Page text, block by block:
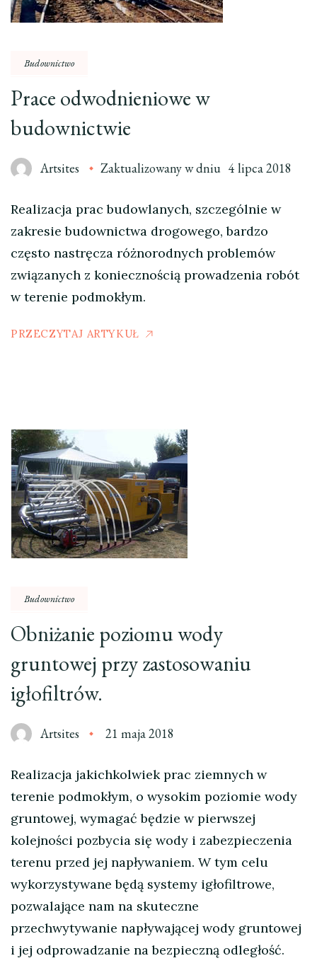
Budownictwo
Prace odwodnieniowe w
budownictwie
Artsites Zaktualizowany w dniu 4 lipca 2018
Realizacja prac budowlanych, szczególnie w
zakresie budownictwa drogowego, bardzo
często nastręcza różnorodnych problemów
związanych z koniecznością prowadzenia robót
w terenie podmokłym.
PRZECZYTAJ ARTYKUŁ
Budownictwo
Obniżanie poziomu wody
gruntowej przy zastosowaniu
igłofiltrów.
Artsites 21 maja 2018
Realizacja jakichkolwiek prac ziemnych w
terenie podmokłym, o wysokim poziomie wody
gruntowej, wymagać będzie w pierwszej
kolejności pozbycia się wody i zabezpieczenia
terenu przed jej napływaniem. W tym celu
wykorzystywane będą systemy igłofiltrowe,
pozwalające nam na skuteczne
przechwytywanie napływającej wody gruntowej
i jej odprowadzanie na bezpieczną odległość.